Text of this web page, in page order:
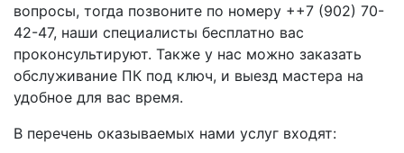
вопросы, тогда позвоните по номеру ++7 (902) 70-
42-47, наши специалисты бесплатно вас
проконсультируют. Также у нас можно заказать
обслуживание ПК под ключ, и выезд мастера на
удобное для вас время.
В перечень оказываемых нами услуг входят: